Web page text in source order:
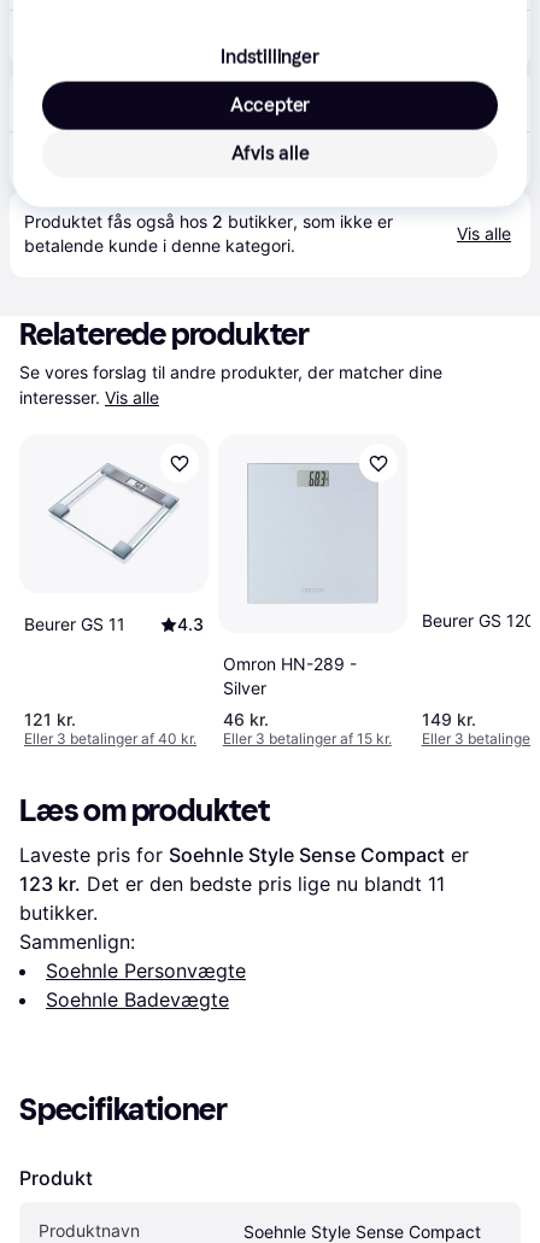
2-3 dage
Produktet fås også hos 2 butikker, som ikke er
betalende kunde i denne kategori.
Vis alle
Relaterede produkter
Se vores forslag til andre produkter, der matcher dine
interesser. Vis alle
Beurer GS 11 4.3
121 kr.
Eller 3 betalinger af 40 kr.
Omron HN-289 -
Silver
46 kr.
Eller 3 betalinger af 15 kr.
Beurer GS 120
149 kr.
Eller 3 betalinger
Læs om produktet
Laveste pris for Soehnle Style Sense Compact
123 kr. Det er den bedste pris lige nu blandt 11
butikker.
Sammenlign:
Soehnle Personvægte
Soehnle Badevægte
Specifikationer
Produkt
Produktnavn Soehnle Style Sense Compact
Indstillinger
Afvis alle
Accepter